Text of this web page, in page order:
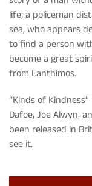
life; a policeman
sea, who appears
to find a person
become a great
from Lanthimos.
“Kinds of
Dafoe, Joe Alwyn,
been released in
see it.